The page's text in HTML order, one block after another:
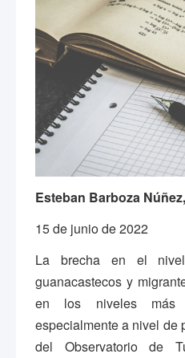
Esteban Barboza
15 de junio de 2022
La brecha en el
guanacastecos y
en los niveles más
especialmente a nivel de
del Observatorio de